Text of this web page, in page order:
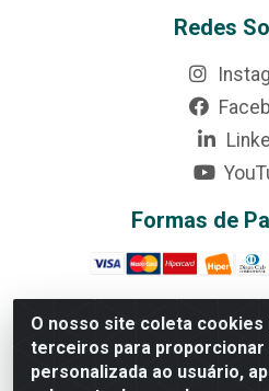
O nosso site coleta cookies
terceiros para proporcionar
personalizada ao usuário,
Redes
Formas de
Rede Brasil - Avenida
Américas II Etapa -